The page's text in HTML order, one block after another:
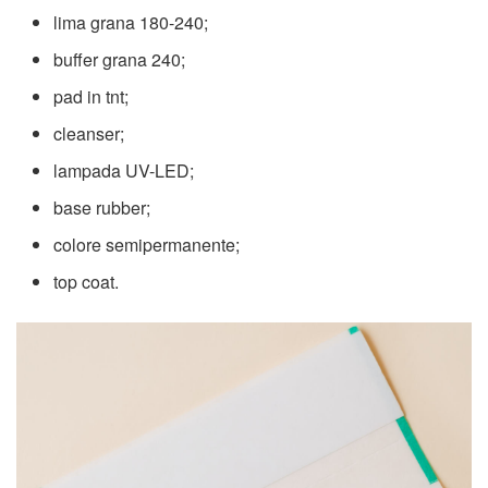
lima grana 180-240;
buffer grana 240;
pad in tnt;
cleanser;
lampada UV-LED;
base rubber;
colore semipermanente;
top coat.